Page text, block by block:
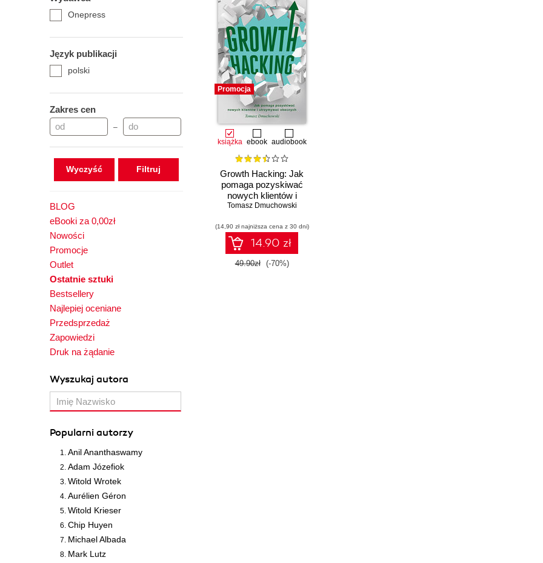
Onepress
Język publikacji
polski
Zakres cen
–
Wyczyść
BLOG
eBooki za 0,00zł
Nowości
Promocje
Outlet
Ostatnie sztuki
Bestsellery
Najlepiej oceniane
Przedsprzedaż
Zapowiedzi
Druk na żądanie
Wyszukaj autora
Popularni autorzy
Anil Ananthaswamy
Adam Józefiok
Witold Wrotek
Aurélien Géron
Witold Krieser
Chip Huyen
Michael Albada
Mark Lutz
Promocja
książka ebook audiobook
Growth Hacking: Jak
pomaga pozyskiwać
nowych klientów i
utrzymywać obecnych
Tomasz Dmuchowski
(14,90 zł najniższa cena z 30 dni)
14.90 zł
49.90zł (-70%)